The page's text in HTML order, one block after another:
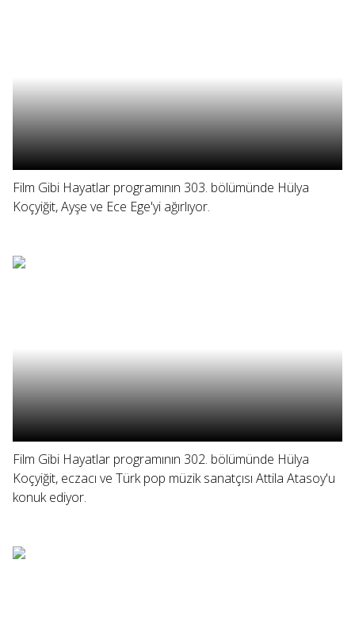
Film Gibi Hayatlar programının 303. bölümünde Hülya
Koçyiğit, Ayşe ve Ece Ege'yi ağırlıyor.
Film Gibi Hayatlar programının 302. bölümünde Hülya
Koçyiğit, eczacı ve Türk pop müzik sanatçısı Attila Atasoy'u
konuk ediyor.